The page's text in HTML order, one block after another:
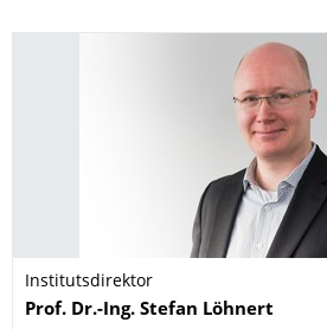
Institutsdirektor
Name
Prof. Dr.-Ing. Stefan Löhnert